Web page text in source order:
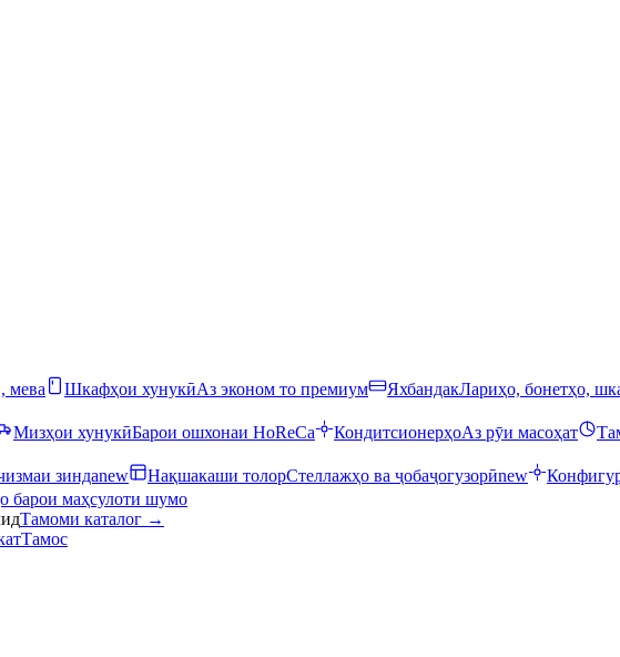
мева Шкафҳои хунукӣАз эконом то премиум ЯхбандакЛариҳо, бонетҳо,
Мизҳои хунукӣБарои ошхонаи HoReCa КондитсионерҳоАз рӯи масоҳат
зиндаnew Нақшакаши толорСтеллажҳо ва ҷобаҷогузорӣnew
барои маҳсулоти шумо
Тамоми каталог →
Тамос